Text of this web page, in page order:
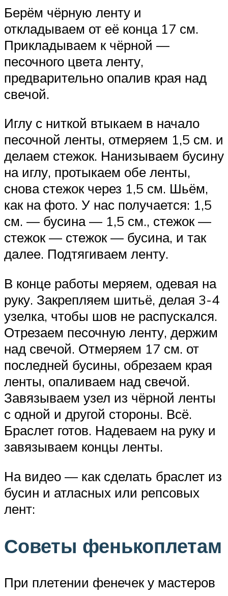
Берём чёрную ленту и
откладываем от её конца 17 см.
Прикладываем к чёрной —
песочного цвета ленту,
предварительно опалив края над
свечой.
Иглу с ниткой втыкаем в начало
песочной ленты, отмеряем 1,5 см. и
делаем стежок. Нанизываем бусину
на иглу, протыкаем обе ленты,
снова стежок через 1,5 см. Шьём,
как на фото. У нас получается: 1,5
см. — бусина — 1,5 см., стежок —
стежок — стежок — бусина, и так
далее. Подтягиваем ленту.
В конце работы меряем, одевая на
руку. Закрепляем шитьё, делая 3-4
узелка, чтобы шов не распускался.
Отрезаем песочную ленту, держим
над свечой. Отмеряем 17 см. от
последней бусины, обрезаем края
ленты, опаливаем над свечой.
Завязываем узел из чёрной ленты
с одной и другой стороны. Всё.
Браслет готов. Надеваем на руку и
завязываем концы ленты.
На видео — как сделать браслет из
бусин и атласных или репсовых
лент:
Советы фенькоплетам
При плетении фенечек у мастеров